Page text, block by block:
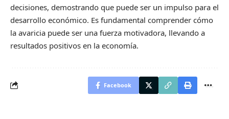
decisiones, demostrando que puede ser un impulso para el
desarrollo económico. Es fundamental comprender cómo
la avaricia puede ser una fuerza motivadora, llevando a
resultados positivos en la economía.
Facebook